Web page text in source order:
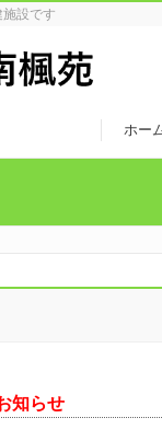
設です
ホー
知らせ